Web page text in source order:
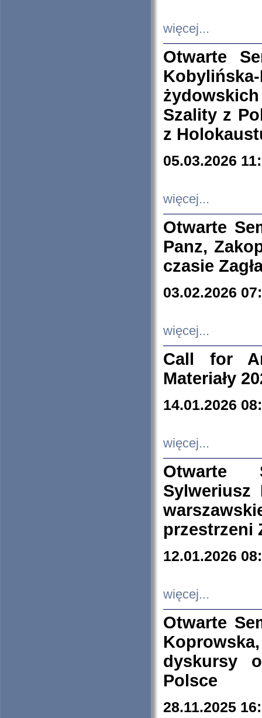
więcej...
Otwarte
Szality z
z
05.03.2026
więcej...
Otwarte
Panz,
czasie
03.02.2026
więcej...
Call for
Materiały
14.01.2026
więcej...
Otwarte
Sylweriusz
przestrzeni
12.01.2026
więcej...
Otwarte
dyskursy
Polsce
28.11.2025